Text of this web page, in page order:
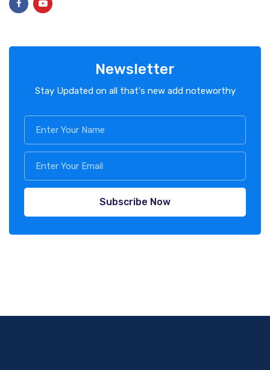
Newsletter
Stay Updated on all that's new add noteworthy
Subscribe Now